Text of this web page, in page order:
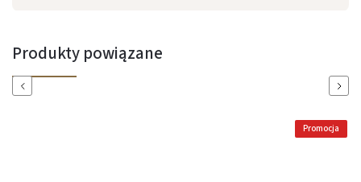
Produkty powiązane
Previous Next